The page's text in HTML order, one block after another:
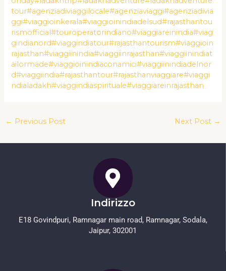
tour#agenziadiviaggilocale#agenziaviaggi#agenziadivia
ggi#viaggioinkerala#viaggioinindiadelsud#rajasthantou
rismofficial#touroperatorindiano#viaggiareinindia#viag
gindianord#viaggindiatour#rajasthantourism#viaggioin
rajasthan#viaggiinindia#viaggiinrajasthan#viaggiinindiat
ailormade#viaggioinindiaconamici#viaggiinindiadelnor
d#viaggiindia#rajasthantour#rajasthanviaggiare#viaggi
ndialadakh#viaggindiaspirituale#viaggiareinrajasthan
← Previous Post Next Post →
Indirizzo
E18 Govindpuri, Ramnagar main road, Ramnagar, Sodala,
Jaipur, 302001